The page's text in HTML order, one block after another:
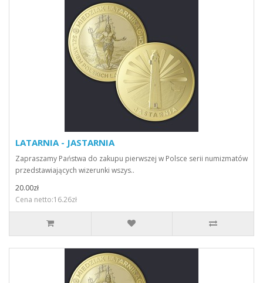
LATARNIA - JASTARNIA
Zapraszamy Państwa do zakupu pierwszej w Polsce serii numizmatów
przedstawiających wizerunki wszys..
20.00zł
Cena netto:16.26zł